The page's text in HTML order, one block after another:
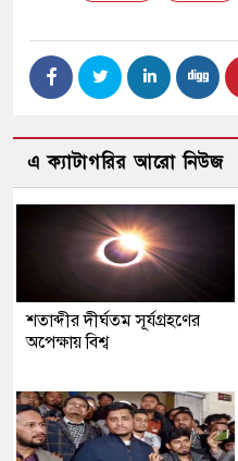
এ ক্যাটাগরির আরো নিউজ
শতাব্দীর দীর্ঘতম সূর্যগ্রহণের
অপেক্ষায় বিশ্ব